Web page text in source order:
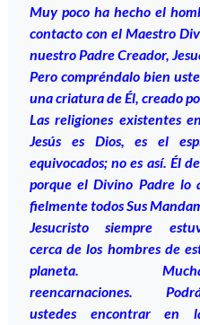
Muy poco ha hecho el
contacto con el Maestro
nuestro Padre Creador,
Pero compréndalo bien
una criatura de Él, creado
Las religiones existentes
Jesús es Dios, es el
equivocados; no es así. Él
porque el Divino Padre lo
fielmente todos Sus
Jesucristo siempre
cerca de los hombres de
planeta.
reencarnaciones.
ustedes encontrar en